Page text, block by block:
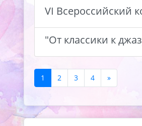
VI Всероссийский
"От классики к
1 2 3 4 »